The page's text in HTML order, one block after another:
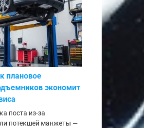
плановое
экономит
поста из-за
потекшей манжеты —